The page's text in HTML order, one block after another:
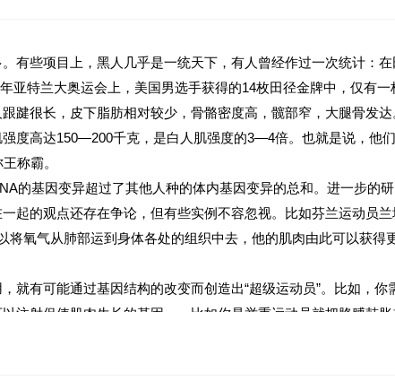
些项目上，黑人几乎是一统天下，有人曾经作过一次统计：
亚特兰大奥运会上，美国男选手获得的14枚田径金牌中，仅有一
很长，皮下脂肪相对较少，骨骼密度高，髋部窄，大腿骨发达
度高达150—200千克，是白人肌强度的3—4倍。也就是说，他
称霸。
基因变异超过了其他人种的体内基因变异的总和。进一步的研
起的观点还存在争论，但有些实例不容忽视。比如芬兰运动员
氧气从肺部运到身体各处的组织中去，他的肌肉由此可以获
有可能通过基因结构的改变而创造出“超级运动员”。比如，
注射促使肌肉生长的基因……比如你是举重运动员就把胳膊鼓